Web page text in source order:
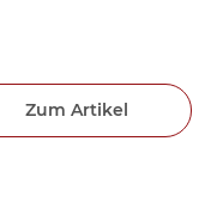
Zum Artikel